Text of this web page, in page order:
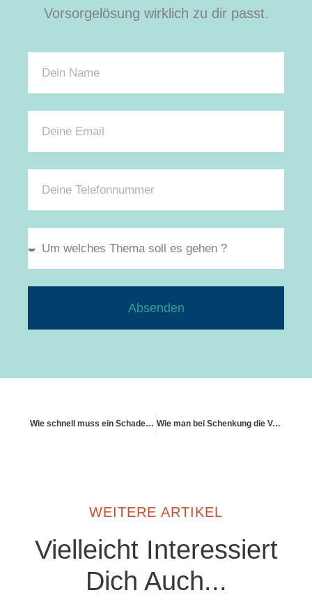
Vorsorgelösung wirklich zu dir passt.
Absenden
Wie schnell muss ein Schaden gemeldet werden Wie man bei Schenkung die Versicherung übernimmt
WEITERE ARTIKEL
Vielleicht Interessiert
Dich Auch...